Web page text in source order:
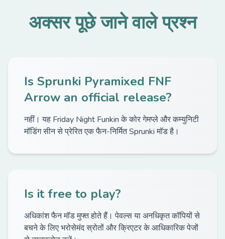
अक्सर पूछे जाने वाले प्रश्न
Is Sprunki Pyramixed FNF
Arrow an official release?
नहीं। यह Friday Night Funkin के कोर गेमप्ले और कम्युनिटी
मॉडिंग सीन से प्रेरित एक फैन-निर्मित Sprunki मॉड है।
Is it free to play?
अधिकांश फैन मॉड मुफ्त होते हैं। पेवल्स या अनधिकृत कॉपियों से
बचने के लिए भरोसेमंद स्रोतों और क्रिएटर के आधिकारिक पेजों